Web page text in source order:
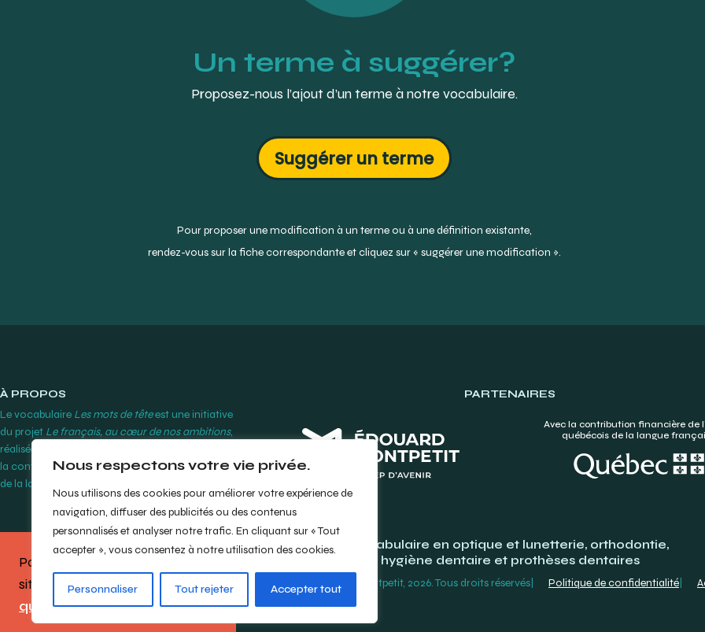
Nous respectons votre vie privée.
Nous utilisons des cookies pour améliorer votre expérience de
navigation, diffuser des publicités ou des contenus
personnalisés et analyser notre trafic. En cliquant sur « Tout
accepter », vous consentez à notre utilisation des cookies.
Personnaliser Tout rejeter Accepter tout
Un terme à suggérer?
Proposez-nous l’ajout d’un terme à notre vocabulaire.
Suggérer un terme
Pour proposer une modification à un terme ou à une définition existante,
rendez-vous sur la fiche correspondante et cliquez sur « suggérer une modification ».
PARTENAIRES
Avec la contribution financière de
québécois de la langue
À PROPOS
Le vocabulaire Les mots de têteest une initiative
du projet Le français, au cœur de nos ambitions,
réalisée par le Cégep Édouard-Montpetit grâce à
la contribution financière de l’Office québécois
de la langue française.
Vocabulaire en optique et lunetterie, orthodontie,
hygiène dentaire et prothèses dentaires
© Cégep Édouard-Montpetit, 2026. Tous droits réservés Politique de confidentialité
Partagez votre opinion sur le
site en répondant à notrebref
questionnaire.